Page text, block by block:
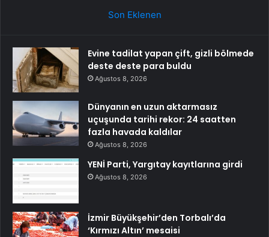
Son Eklenen
Evine tadilat yapan çift, gizli bölmede
deste deste para buldu
Ağustos 8, 2026
Dünyanın en uzun aktarmasız
uçuşunda tarihi rekor: 24 saatten
fazla havada kaldılar
Ağustos 8, 2026
YENİ Parti, Yargıtay kayıtlarına girdi
Ağustos 8, 2026
İzmir Büyükşehir’den Torbalı’da
‘Kırmızı Altın’ mesaisi